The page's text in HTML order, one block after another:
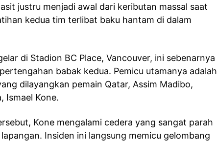
justru menjadi awal dari keributan massal saat
kedua tim terlibat baku hantam di dalam
di Stadion BC Place, Vancouver, ini sebenarnya
babak kedua. Pemicu utamanya adalah
dilayangkan pemain Qatar, Assim Madibo,
Ismael Kone.
Kone mengalami cedera yang sangat parah
Insiden ini langsung memicu gelombang